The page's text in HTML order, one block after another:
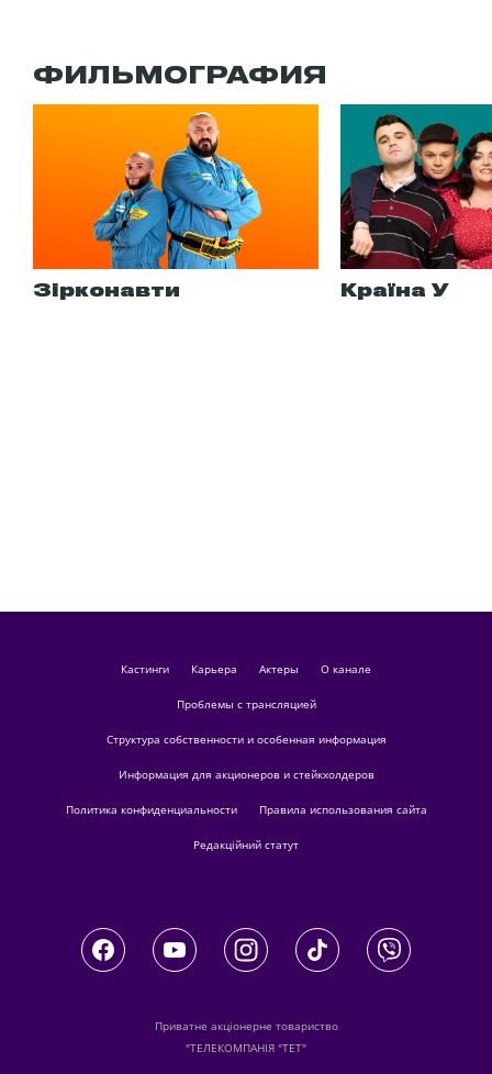
ФИЛЬМОГРАФИЯ
Зірконавти Країна У
кастинги Карьера актеры О канале
Проблемы с трансляцией
Структура собственности и особенная информация
Информация для акционеров и стейкхолдеров
Политика конфиденциальности Правила использования сайта
Редакційний статут
Приватне акціонерне товариство
"ТЕЛЕКОМПАНІЯ "ТЕТ"